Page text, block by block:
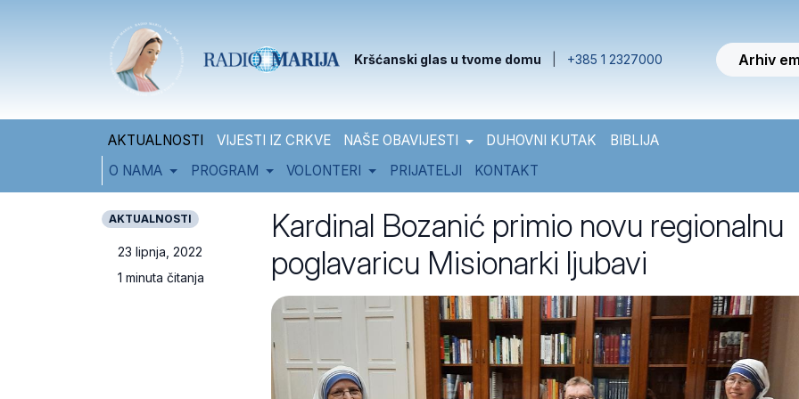
Kršćanski glas u tvome domu +385 1 2327000 Arhiv
AKTUALNOSTI VIJESTI IZ CRKVE NAŠE OBAVIJESTI DUHOVNI KUTAK
BIBLIJA
O NAMA
PROGRAM VOLONTERI PRIJATELJI KONTAKT
AKTUALNOSTI
23 lipnja, 2022
1 minuta čitanja
Kardinal Bozanić primio novu regionalnu
poglavaricu Misionarki ljubavi